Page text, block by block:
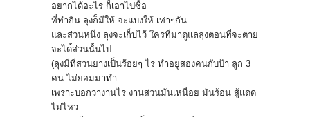
อยากได้อะไร ก็เอาไปซื้อ
ที่ทำกิน ลุงก็มีให้ จะแบ่งให้ เท่าๆกัน
และส่วนหนึ่ง ลุงจะเก็บไว้ ใครที่มาดูแลลุงตอนที่จะตาย
จะได้ส่วนนั้นไป
(ลุงมีที่สวนยางเป็นร้อยๆ ไร่ ทำอยู่สองคนกับป้า ลูก 3
คน ไม่ยอมมาทำ
เพราะบอกว่างานไร่ งานสวนมันเหนื่อย มันร้อน สู้แดด
ไม่ไหว